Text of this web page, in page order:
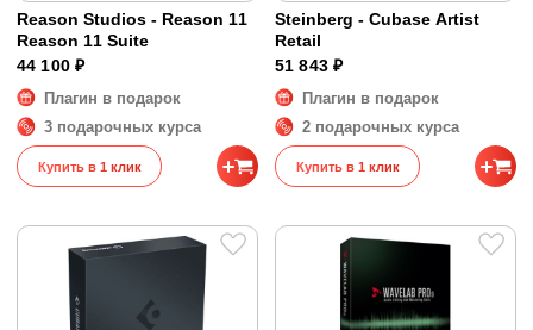
Reason Studios - Reason 11
Reason 11 Suite
44 100 ₽
Плагин в подарок
3 подарочных курса
Купить в 1 клик
Steinberg - Cubase Artist
Retail
51 843 ₽
Плагин в подарок
2 подарочных курса
Купить в 1 клик